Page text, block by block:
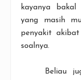
kayanya
yang masih
penyakit
soalnya.
Beliau